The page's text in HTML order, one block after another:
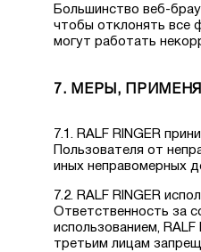
Большинство веб-
чтобы отклонять все
могут работать
7. МЕРЫ,
7.1. RALF RINGER
Пользователя от
иных неправомерных
7.2. RALF RINGER
Ответственность за
использованием,
третьим лицам